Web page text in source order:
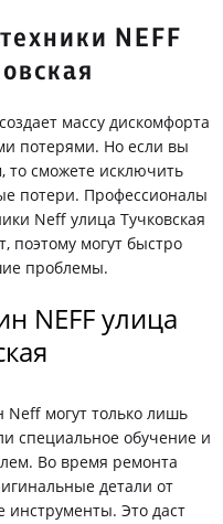
NEFF
массу дискомфорта
потерями. Но если вы
то сможете исключить
потери. Профессионалы
Neff улица Тучковская
поэтому могут быстро
проблемы.
NEFF улица
могут только лишь
специальное обучение и
Во время ремонта
детали от
инструменты. Это даст